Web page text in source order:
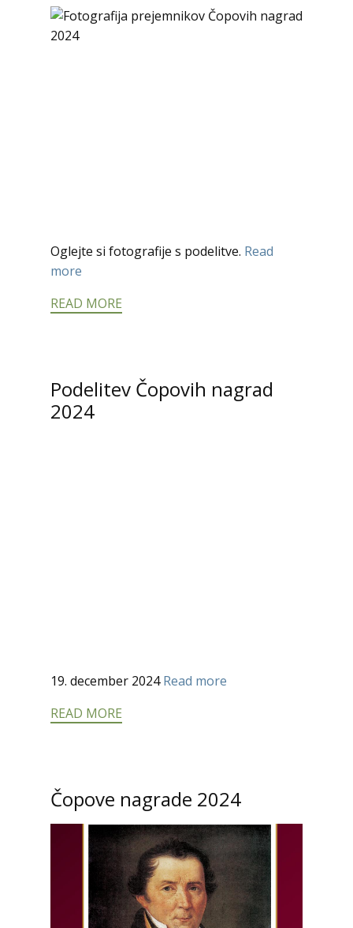
Oglejte si fotografije s podelitve. Read
more
READ MORE
Podelitev Čopovih nagrad
2024
19. december 2024Read more
READ MORE
Čopove nagrade 2024